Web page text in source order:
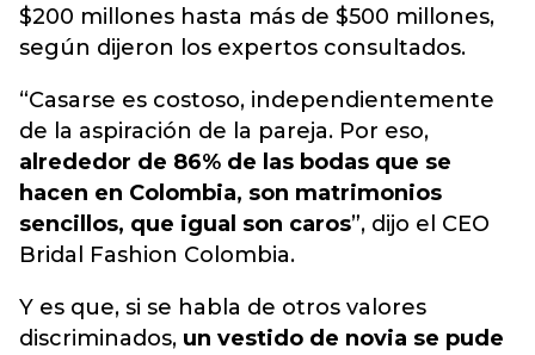
$200 millones hasta más de $500 millones,
según dijeron los expertos consultados.
“Casarse es costoso, independientemente
de la aspiración de la pareja. Por eso,
alrededor de 86% de las bodas que se
hacen en Colombia, son matrimonios
sencillos, que igual son caros”, dijo el CEO
Bridal Fashion Colombia.
Y es que, si se habla de otros valores
discriminados, un vestido de novia se pude